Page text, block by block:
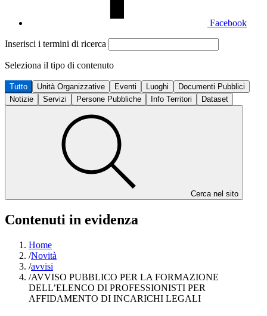
Facebook
Inserisci i termini di ricerca
Seleziona il tipo di contenuto
Tutto Unità Organizzative Eventi Luoghi
Documenti Pubblici
Notizie
Servizi Persone Pubbliche Info Territori Dataset
Cerca nel sito
Contenuti in evidenza
Home
/Novità
/avvisi
/AVVISO PUBBLICO PER LA FORMAZIONE
DELL’ELENCO DI PROFESSIONISTI PER
AFFIDAMENTO DI INCARICHI LEGALI